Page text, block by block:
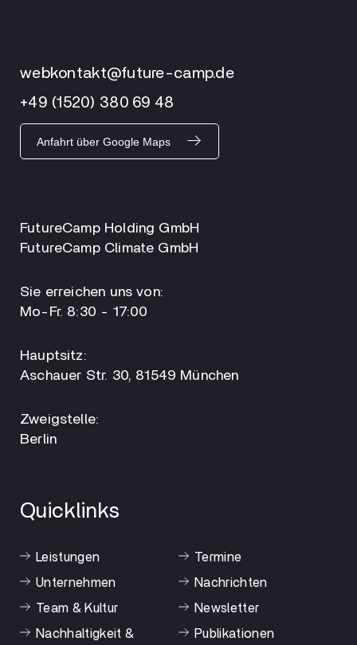
webkontakt@future-camp.de
+49 (1520) 380 69 48
Anfahrt über Google Maps
FutureCamp Holding GmbH
FutureCamp Climate GmbH
Sie erreichen uns von:
Mo-Fr. 8:30 - 17:00
Hauptsitz:
Aschauer Str. 30, 81549 München
Zweigstelle:
Berlin
Quicklinks
Leistungen
Unternehmen
Team & Kultur
Nachhaltigkeit &
Termine
Nachrichten
Newsletter
Publikationen